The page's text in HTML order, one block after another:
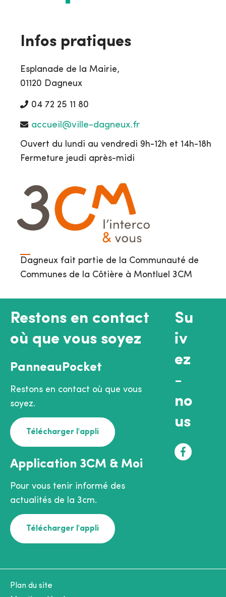
Infos pratiques
Esplanade de la Mairie,
01120 Dagneux
04 72 25 11 80
accueil@ville-dagneux.fr
Ouvert du lundi au vendredi 9h-12h et 14h-18h
Fermeture jeudi après-midi
Dagneux fait partie de la Communauté de
Communes de la Côtière à Montluel 3CM
Restons en contact
où que vous soyez
PanneauPocket
Restons en contact où que vous
soyez.
Télécharger l'appli
Application 3CM & Moi
Pour vous tenir informé des
actualités de la 3cm.
Télécharger l'appli
Su
iv
ez
-
no
us
F
Plan du site